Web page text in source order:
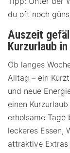
du oft noch
Auszeit
Kurzurlaub
Ob langes
Alltag – ein
und neue
einen
erholsame
leckeres Essen,
attraktive